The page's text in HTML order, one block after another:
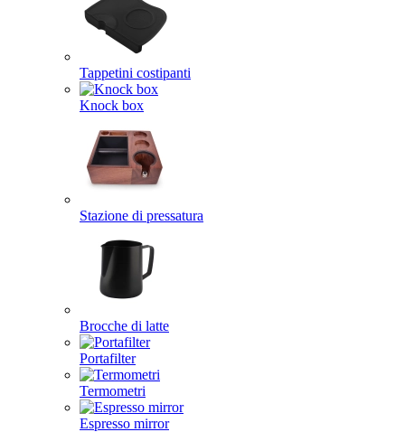
Tappetini costipanti
Knock box
Stazione di pressatura
Brocche di latte
Portafilter
Termometri
Espresso mirror